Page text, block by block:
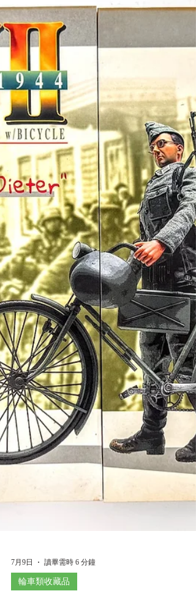
Second World War U.S. Federal Electric
Company Model 1754 Portable Hand-Cranked
Warning Siren with Canvas Cover 第二次世界
戰美國聯邦電氣公司1754型手提式手搖警報
附帆布護套《Black Water Museum Collections
黑水博物館館藏》 1. 基本資料 文物名稱：
二次世界大戰美國聯邦電氣公司1754型手提
手搖警報器附帆布護套 英文名稱：Second
World War U.S. Federal Electric Company
1754 Portable Hand-Cranked Warning Siren
Canvas Cover 文物序號：無 製造年份：約民
國32至33年(1943－1944) 製造單位：美國聯
電氣公司（Federal Electric Company, Inc.）
產國家：美國 館藏單位：黑水博物館(Black
Water Museum) 2. 藏品說明...